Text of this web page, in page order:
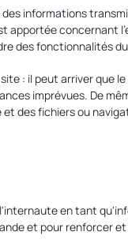
des informations
concernant
des fonctionnalités
site : il peut arriver
De
des fichiers ou
l'internaute en tant
et pour renforcer